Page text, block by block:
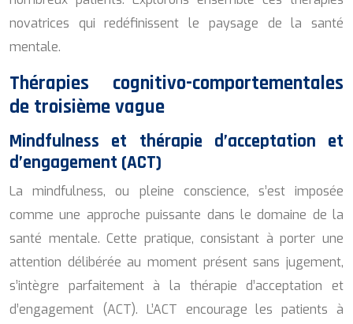
novatrices qui redéfinissent le paysage de la santé
mentale.
Thérapies cognitivo-comportementales
de troisième vague
Mindfulness et thérapie d’acceptation et
d’engagement (ACT)
La mindfulness, ou pleine conscience, s’est imposée
comme une approche puissante dans le domaine de la
santé mentale. Cette pratique, consistant à porter une
attention délibérée au moment présent sans jugement,
s’intègre parfaitement à la thérapie d’acceptation et
d’engagement (ACT). L’ACT encourage les patients à